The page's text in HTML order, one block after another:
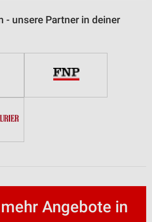
- unsere Partner in deiner
Angebote in